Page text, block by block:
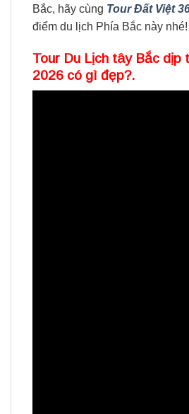
Bắc, hãy cùng TourĐất Việt
điểm du lịch Phía Bắc này nhé!
Tour Du Lịch tây Bắc dịp
2026 có gì đẹp?.